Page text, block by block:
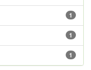
1
1
1